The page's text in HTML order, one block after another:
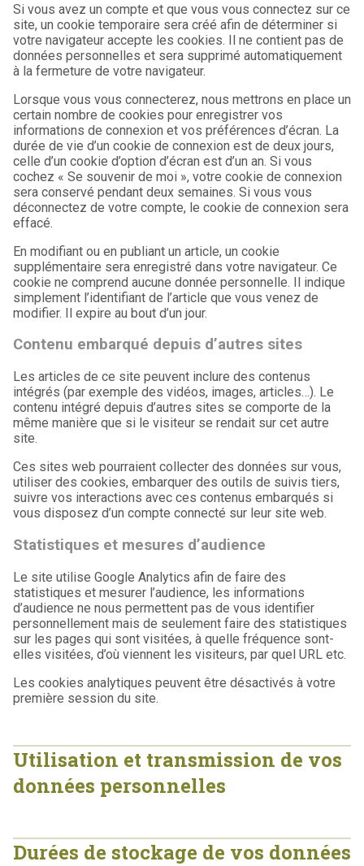
Si vous avez un compte et que vous vous connectez sur ce
site, un cookie temporaire sera créé afin de déterminer si
votre navigateur accepte les cookies. Il ne contient pas de
données personnelles et sera supprimé automatiquement
à la fermeture de votre navigateur.
Lorsque vous vous connecterez, nous mettrons en place un
certain nombre de cookies pour enregistrer vos
informations de connexion et vos préférences d’écran. La
durée de vie d’un cookie de connexion est de deux jours,
celle d’un cookie d’option d’écran est d’un an. Si vous
cochez « Se souvenir de moi », votre cookie de connexion
sera conservé pendant deux semaines. Si vous vous
déconnectez de votre compte, le cookie de connexion sera
effacé.
En modifiant ou en publiant un article, un cookie
supplémentaire sera enregistré dans votre navigateur. Ce
cookie ne comprend aucune donnée personnelle. Il indique
simplement l’identifiant de l’article que vous venez de
modifier. Il expire au bout d’un jour.
Contenu embarqué depuis d’autres sites
Les articles de ce site peuvent inclure des contenus
intégrés (par exemple des vidéos, images, articles…). Le
contenu intégré depuis d’autres sites se comporte de la
même manière que si le visiteur se rendait sur cet autre
site.
Ces sites web pourraient collecter des données sur vous,
utiliser des cookies, embarquer des outils de suivis tiers,
suivre vos interactions avec ces contenus embarqués si
vous disposez d’un compte connecté sur leur site web.
Statistiques et mesures d’audience
Le site utilise Google Analytics afin de faire des
statistiques et mesurer l’audience, les informations
d’audience ne nous permettent pas de vous identifier
personnellement mais de seulement faire des statistiques
sur les pages qui sont visitées, à quelle fréquence sont-
elles visitées, d’où viennent les visiteurs, par quel URL etc.
Les cookies analytiques peuvent être désactivés à votre
première session du site.
Utilisation et transmission de vos
données personnelles
Durées de stockage de vos données